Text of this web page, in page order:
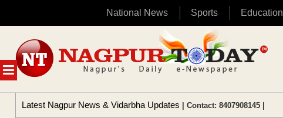
National News Sports Education
MENU
content
Latest Nagpur News & Vidarbha Updates | Contact: 8407908145 |